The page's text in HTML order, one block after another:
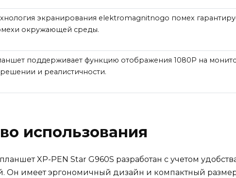
экранирования elektromagnitnogo помех
окружающей среды.
поддерживает функцию отображения 1080P на
и реалистичности.
использования
XP-PEN Star G960S разработан с учетом
Он имеет эргономичный дизайн и компактный